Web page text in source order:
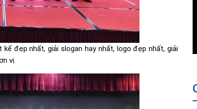
đẹp nhất, giải slogan hay nhất, logo đẹp nhất, giải
vị.